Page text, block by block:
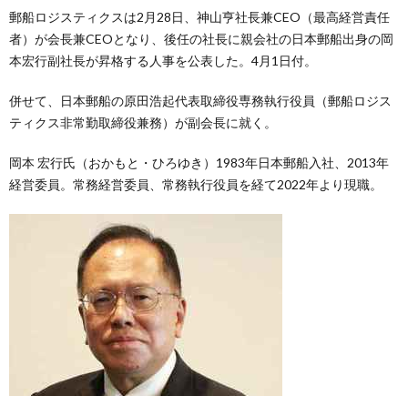
郵船ロジスティクスは2月28日、神山亨社長兼CEO（最高経営責任
者）が会長兼CEOとなり、後任の社長に親会社の日本郵船出身の岡
本宏行副社長が昇格する人事を公表した。4月1日付。
併せて、日本郵船の原田浩起代表取締役専務執行役員（郵船ロジス
ティクス非常勤取締役兼務）が副会長に就く。
岡本 宏行氏（おかもと・ひろゆき）1983年日本郵船入社、2013年
経営委員。常務経営委員、常務執行役員を経て2022年より現職。